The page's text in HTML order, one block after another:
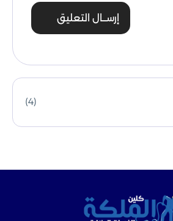
إرســال التعليق
(4)